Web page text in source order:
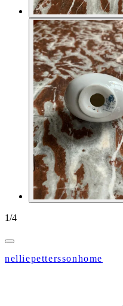
1/4
nelliepetterssonhome